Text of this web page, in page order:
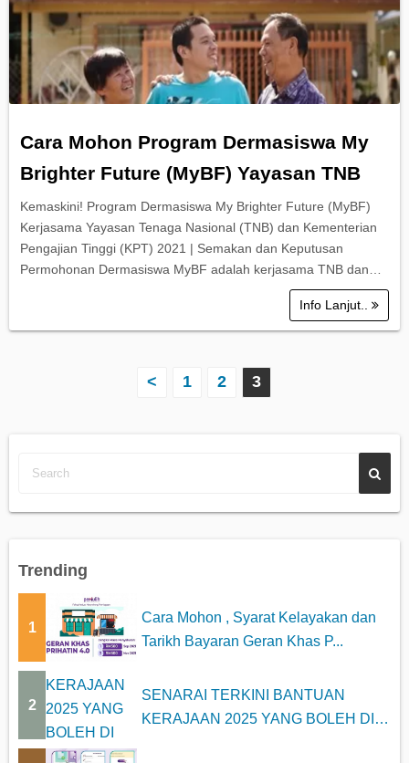
Cara Mohon Program Dermasiswa My
Brighter Future (MyBF) Yayasan TNB
Kemaskini! Program Dermasiswa My Brighter Future (MyBF)
Kerjasama Yayasan Tenaga Nasional (TNB) dan Kementerian
Pengajian Tinggi (KPT) 2021 | Semakan dan Keputusan
Permohonan Dermasiswa MyBF adalah kerjasama TNB dan…
Info Lanjut..
p
a
a
< 1 2 3
Trending
1
Cara Mohon , Syarat Kelayakan dan
Tarikh Bayaran Geran Khas P...
2
SENARAI TERKINI BANTUAN
KERAJAAN 2025 YANG BOLEH DI